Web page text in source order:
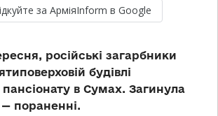
за АрміяInform в Google
російські загарбники
будівлі
пансіонату в Сумах. Загинула
пораненні.